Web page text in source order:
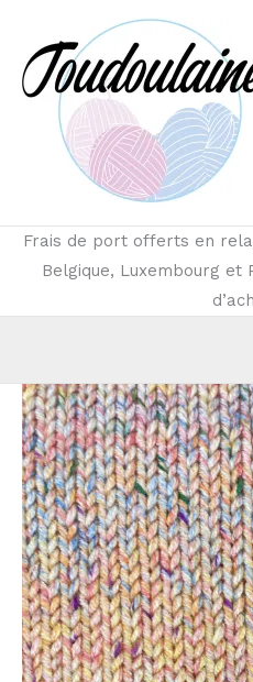
contenu
Frais de port offerts en
Belgique, Luxembourg